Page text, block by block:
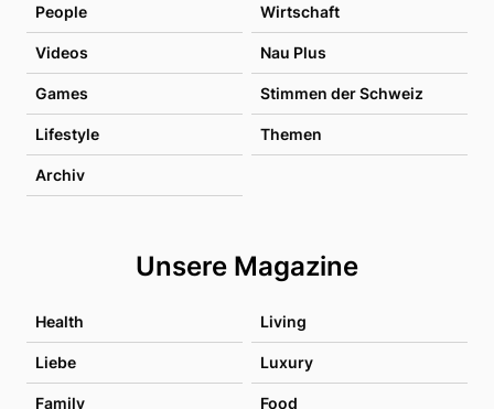
People Wirtschaft
Videos Nau Plus
Games Stimmen der Schweiz
Lifestyle Themen
Archiv
Unsere Magazine
Health Living
Liebe Luxury
Family Food